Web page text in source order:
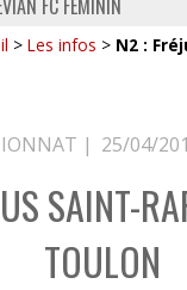
FC FÉMININ
> Les infos > N2 :
| 25/04/
SAINT-
TOULON